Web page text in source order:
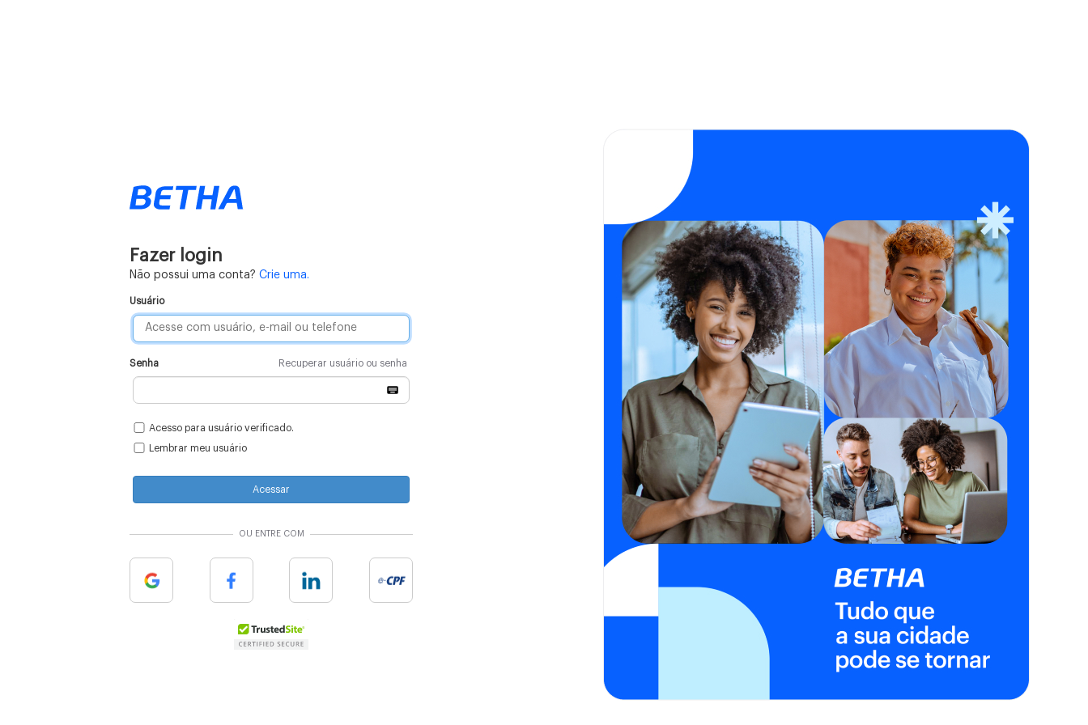
Fazer login
Não possui uma conta?Crie uma.
Usuário
Senha Recuperar usuário ou senha
Acesso para usuário verificado.
Lembrar meu usuário
Acessar
OU ENTRE COM